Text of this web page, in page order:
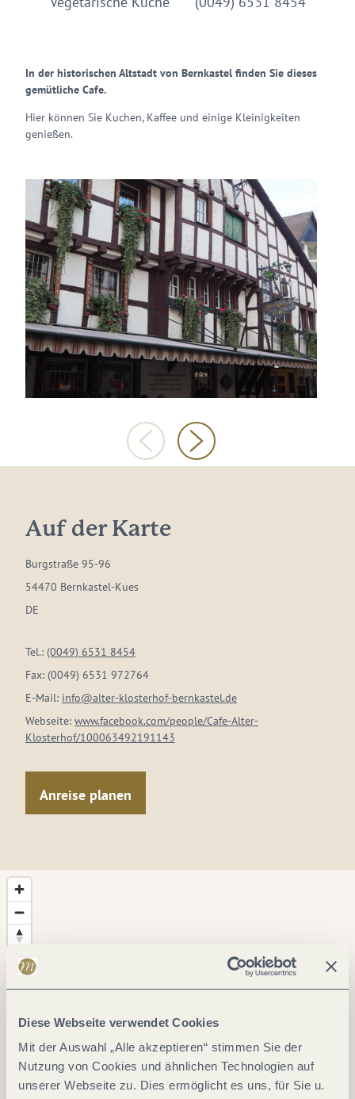
Diese Webseite verwendet Cookies
Mit der Auswahl „Alle akzeptieren“ stimmen Sie der
Nutzung von Cookies und ähnlichen Technologien auf
unserer Webseite zu. Dies ermöglicht es uns, für Sie u.
In der historischen Altstadt von Bernkastel finden Sie dieses
gemütliche Cafe.
Hier können Sie Kuchen, Kaffee und einige Kleinigkeiten
genießen.
Auf der Karte
Burgstraße 95-96
54470 Bernkastel-Kues
DE
Tel.: (0049) 6531 8454
Fax: (0049) 6531 972764
E-Mail: info@alter-klosterhof-bernkastel.de
Webseite: www.facebook.com/people/Cafe-Alter-
Klosterhof/100063492191143
Anreise planen